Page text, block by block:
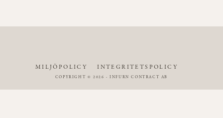
MILJÖPOLICY INTEGRITETSPOLICY
COPYRIGHT © 2026 - INFURN CONTRACT AB